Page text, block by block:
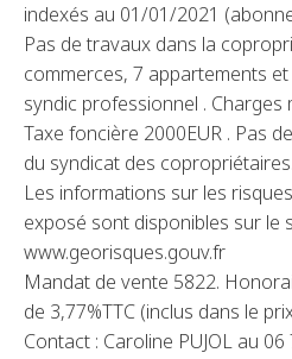
indexés au 01/01/2021
Pas de travaux dans la
commerces, 7 appartements
syndic professionnel . Charges
Taxe foncière 2000EUR . Pas
du syndicat des copropriétaires.
Les informations sur les
exposé sont disponibles sur le
www.georisques.gouv.fr
Mandat de vente 5822.
de 3,77%TTC (inclus dans le
Contact : Caroline PUJOL au